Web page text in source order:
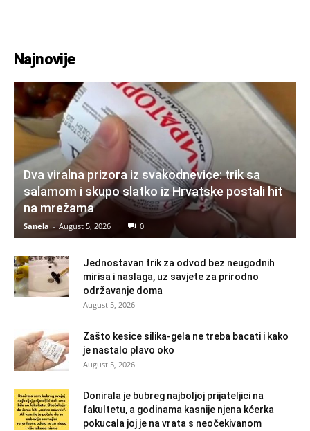
Najnovije
Dva viralna prizora iz svakodnevice: trik sa
salamom i skupo slatko iz Hrvatske postali hit
na mrežama
Sanela - August 5, 2026 0
Jednostavan trik za odvod bez neugodnih
mirisa i naslaga, uz savjete za prirodno
održavanje doma
August 5, 2026
Zašto kesice silika-gela ne treba bacati i kako
je nastalo plavo oko
August 5, 2026
Donirala je bubreg najboljoj prijateljici na
fakultetu, a godinama kasnije njena kćerka
pokucala joj je na vrata s neočekivanom